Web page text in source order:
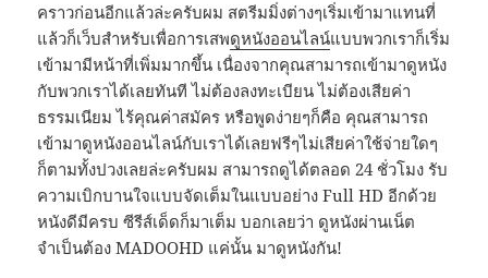
คราวก่อนอีกแล้วล่ะครับผม สตรีมมิ่งต่างๆเริ่มเข้ามาแทนที่
แล้วก็เว็บสำหรับเพื่อการเสพดูหนังออนไลน์แบบพวกเราก็เริ่ม
เข้ามามีหน้าที่เพิ่มมากขึ้น เนื่องจากคุณสามารถเข้ามาดูหนัง
กับพวกเราได้เลยทันที ไม่ต้องลงทะเบียน ไม่ต้องเสียค่า
ธรรมเนียม ไร้คุณค่าสมัคร หรือพูดง่ายๆก็คือ คุณสามารถ
เข้ามาดูหนังออนไลน์กับเราได้เลยฟรีๆไม่เสียค่าใช้จ่ายใดๆ
ก็ตามทั้งปวงเลยล่ะครับผม สามารถดูได้ตลอด 24 ชั่วโมง รับ
ความเบิกบานใจแบบจัดเต็มในแบบอย่าง Full HD อีกด้วย
หนังดีมีครบ ซีรีส์เด็ดก็มาเต็ม บอกเลยว่า ดูหนังผ่านเน็ต
จำเป็นต้อง MADOOHD แค่นั้น มาดูหนังกัน!